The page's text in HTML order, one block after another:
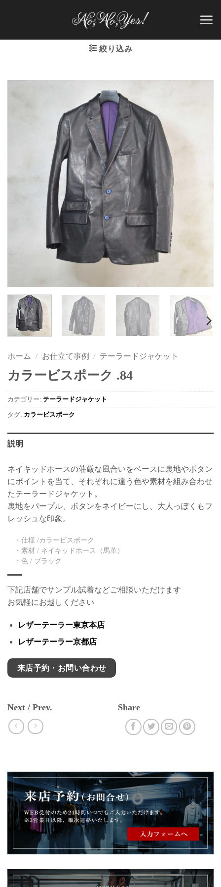
絞り込み
ホーム / お仕立て事例 / テーラードジャケット
カラービスポーク .84
カテゴリー: テーラードジャケット
タグ: カラービスポーク
説明
ネイキッドホースの荘厳な風合いをベースに裏地やボタン
にポイントを当て、それぞれに違う色や素材を組み合わせ
たテーラードジャケット。
裏地をパープル、ボタンをネイビーにし、大人っぽくもフ
レッシュな印象。
・仕様 /カラービスポーク
・素材 / ネイキッドホース（馬革）
・色 / ブラック
下記店舗でサンプル試着などご相談いただけます
お気軽にお越しください
レザーテーラー東京本店
レザーテーラー京都店
来店予約・お問い合わせ
Next / Prev. Share